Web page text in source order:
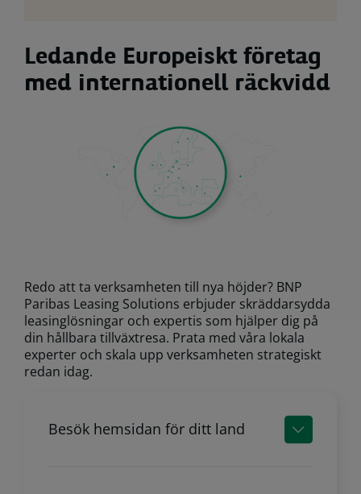
Ledande Europeiskt företag
med internationell räckvidd
Redo att ta verksamheten till nya höjder? BNP
Paribas Leasing Solutions erbjuder skräddarsydda
leasinglösningar och expertis som hjälper dig på
din hållbara tillväxtresa. Prata med våra lokala
experter och skala upp verksamheten strategiskt
redan idag.
Besök hemsidan för ditt land